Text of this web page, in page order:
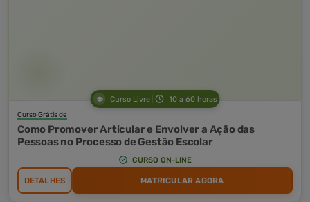
Curso Livre 10 a 60 horas
Curso Grátis de
Como Promover Articular e Envolver a Ação das
Pessoas no Processo de Gestão Escolar
CURSO ON-LINE
DETALHES MATRICULAR AGORA